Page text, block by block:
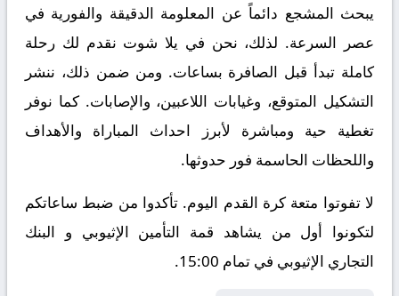
يبحث المشجع دائماً عن المعلومة الدقيقة والفورية في
عصر السرعة. لذلك، نحن في يلا شوت نقدم لك رحلة
كاملة تبدأ قبل الصافرة بساعات. ومن ضمن ذلك، ننشر
التشكيل المتوقع، وغيابات اللاعبين، والإصابات. كما نوفر
تغطية حية ومباشرة لأبرز احداث المباراة والأهداف
واللحظات الحاسمة فور حدوثها.
لا تفوتوا متعة كرة القدم اليوم. تأكدوا من ضبط ساعاتكم
لتكونوا أول من يشاهد قمة التأمين الإثيوبي و البنك
التجاري الإثيوبي في تمام 15:00.